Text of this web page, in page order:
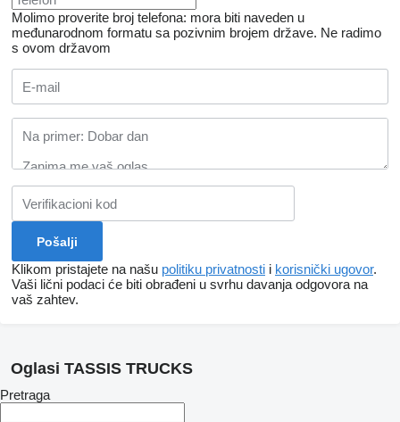
Molimo proverite broj telefona: mora biti naveden u
međunarodnom formatu sa pozivnim brojem države. Ne radimo
s ovom državom
Klikom pristajete na našu politiku privatnosti i korisnički ugovor.
Vaši lični podaci će biti obrađeni u svrhu davanja odgovora na
vaš zahtev.
Oglasi TASSIS TRUCKS
Pretraga